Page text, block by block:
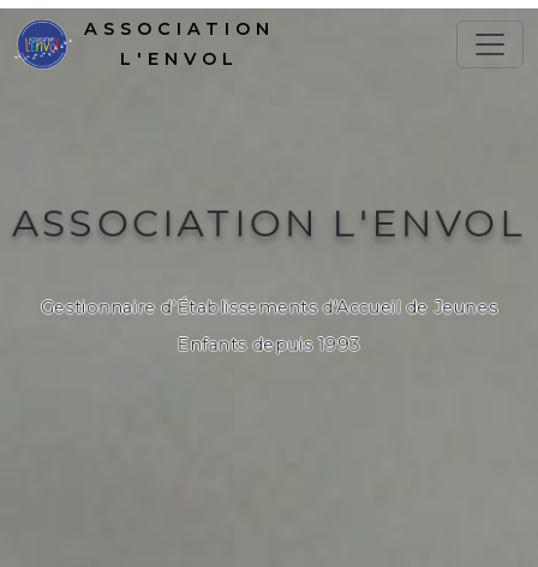
ASSOCIATION
L'ENVOL
ASSOCIATION L'ENVOL
Gestionnaire d'Établissements d'Accueil de Jeunes
Enfants depuis 1993